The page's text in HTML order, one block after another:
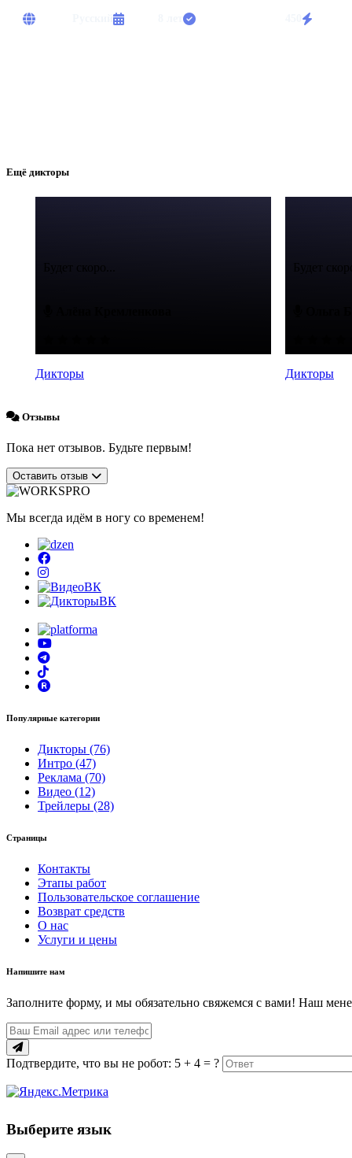
Ещё дикторы
Будет скоро...
Дикторы
Будет
Дикторы
Отзывы
Пока нет отзывов. Будьте первым!
Оставить отзыв
Мы всегда идём в ногу со временем!
Популярные категории
Дикторы (76)
Интро (47)
Реклама (70)
Видео (12)
Трейлеры (28)
Страницы
Контакты
Этапы работ
Пользовательское соглашение
Возврат средств
О нас
Услуги и цены
Напишите нам
Заполните форму, и мы обязательно свяжемся с вами! Наш
Подтвердите, что вы не робот: 5 + 4 = ?
Выберите язык